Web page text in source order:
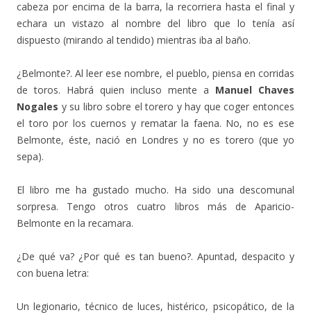
cabeza por encima de la barra, la recorriera hasta el final y
echara un vistazo al nombre del libro que lo tenía así
dispuesto (mirando al tendido) mientras iba al baño.
¿Belmonte?. Al leer ese nombre, el pueblo, piensa en corridas
de toros. Habrá quien incluso mente a Manuel Chaves
Nogales y su libro sobre el torero y hay que coger entonces
el toro por los cuernos y rematar la faena. No, no es ese
Belmonte, éste, nació en Londres y no es torero (que yo
sepa).
El libro me ha gustado mucho. Ha sido una descomunal
sorpresa. Tengo otros cuatro libros más de Aparicio-
Belmonte en la recamara.
¿De qué va? ¿Por qué es tan bueno?. Apuntad, despacito y
con buena letra:
Un legionario, técnico de luces, histérico, psicopático, de la